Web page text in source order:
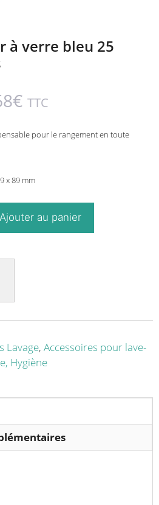
à verre bleu 25
€ TTC
pour le rangement en toute
x 89 mm
Ajouter au panier
Lavage, Accessoires pour lave-
Hygiène